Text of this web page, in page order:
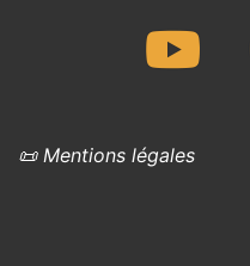
📜 Mentions légales